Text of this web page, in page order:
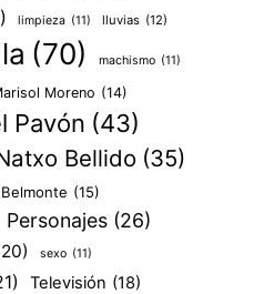
limpieza (11) lluvias (12)
(70) machismo (11)
Moreno (14)
Pavón (43)
Bellido (35)
(15)
Personajes (26)
sexo (11)
Televisión (18)